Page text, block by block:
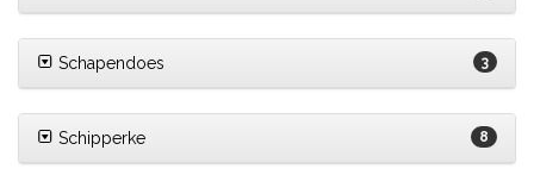
Schapendoes 3
Schipperke 8